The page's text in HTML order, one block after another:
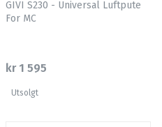
GIVI S230 - Universal Luftpute
For MC
kr 1 595
Utsolgt